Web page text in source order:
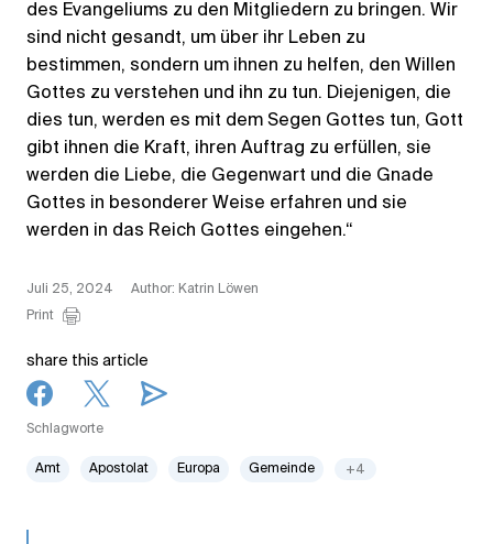
des Evangeliums zu den Mitgliedern zu bringen. Wir
sind nicht gesandt, um über ihr Leben zu
bestimmen, sondern um ihnen zu helfen, den Willen
Gottes zu verstehen und ihn zu tun. Diejenigen, die
dies tun, werden es mit dem Segen Gottes tun, Gott
gibt ihnen die Kraft, ihren Auftrag zu erfüllen, sie
werden die Liebe, die Gegenwart und die Gnade
Gottes in besonderer Weise erfahren und sie
werden in das Reich Gottes eingehen.“
Juli 25, 2024
Author: Katrin Löwen
Print
share this article
Schlagworte
Amt Apostolat Europa Gemeinde +4